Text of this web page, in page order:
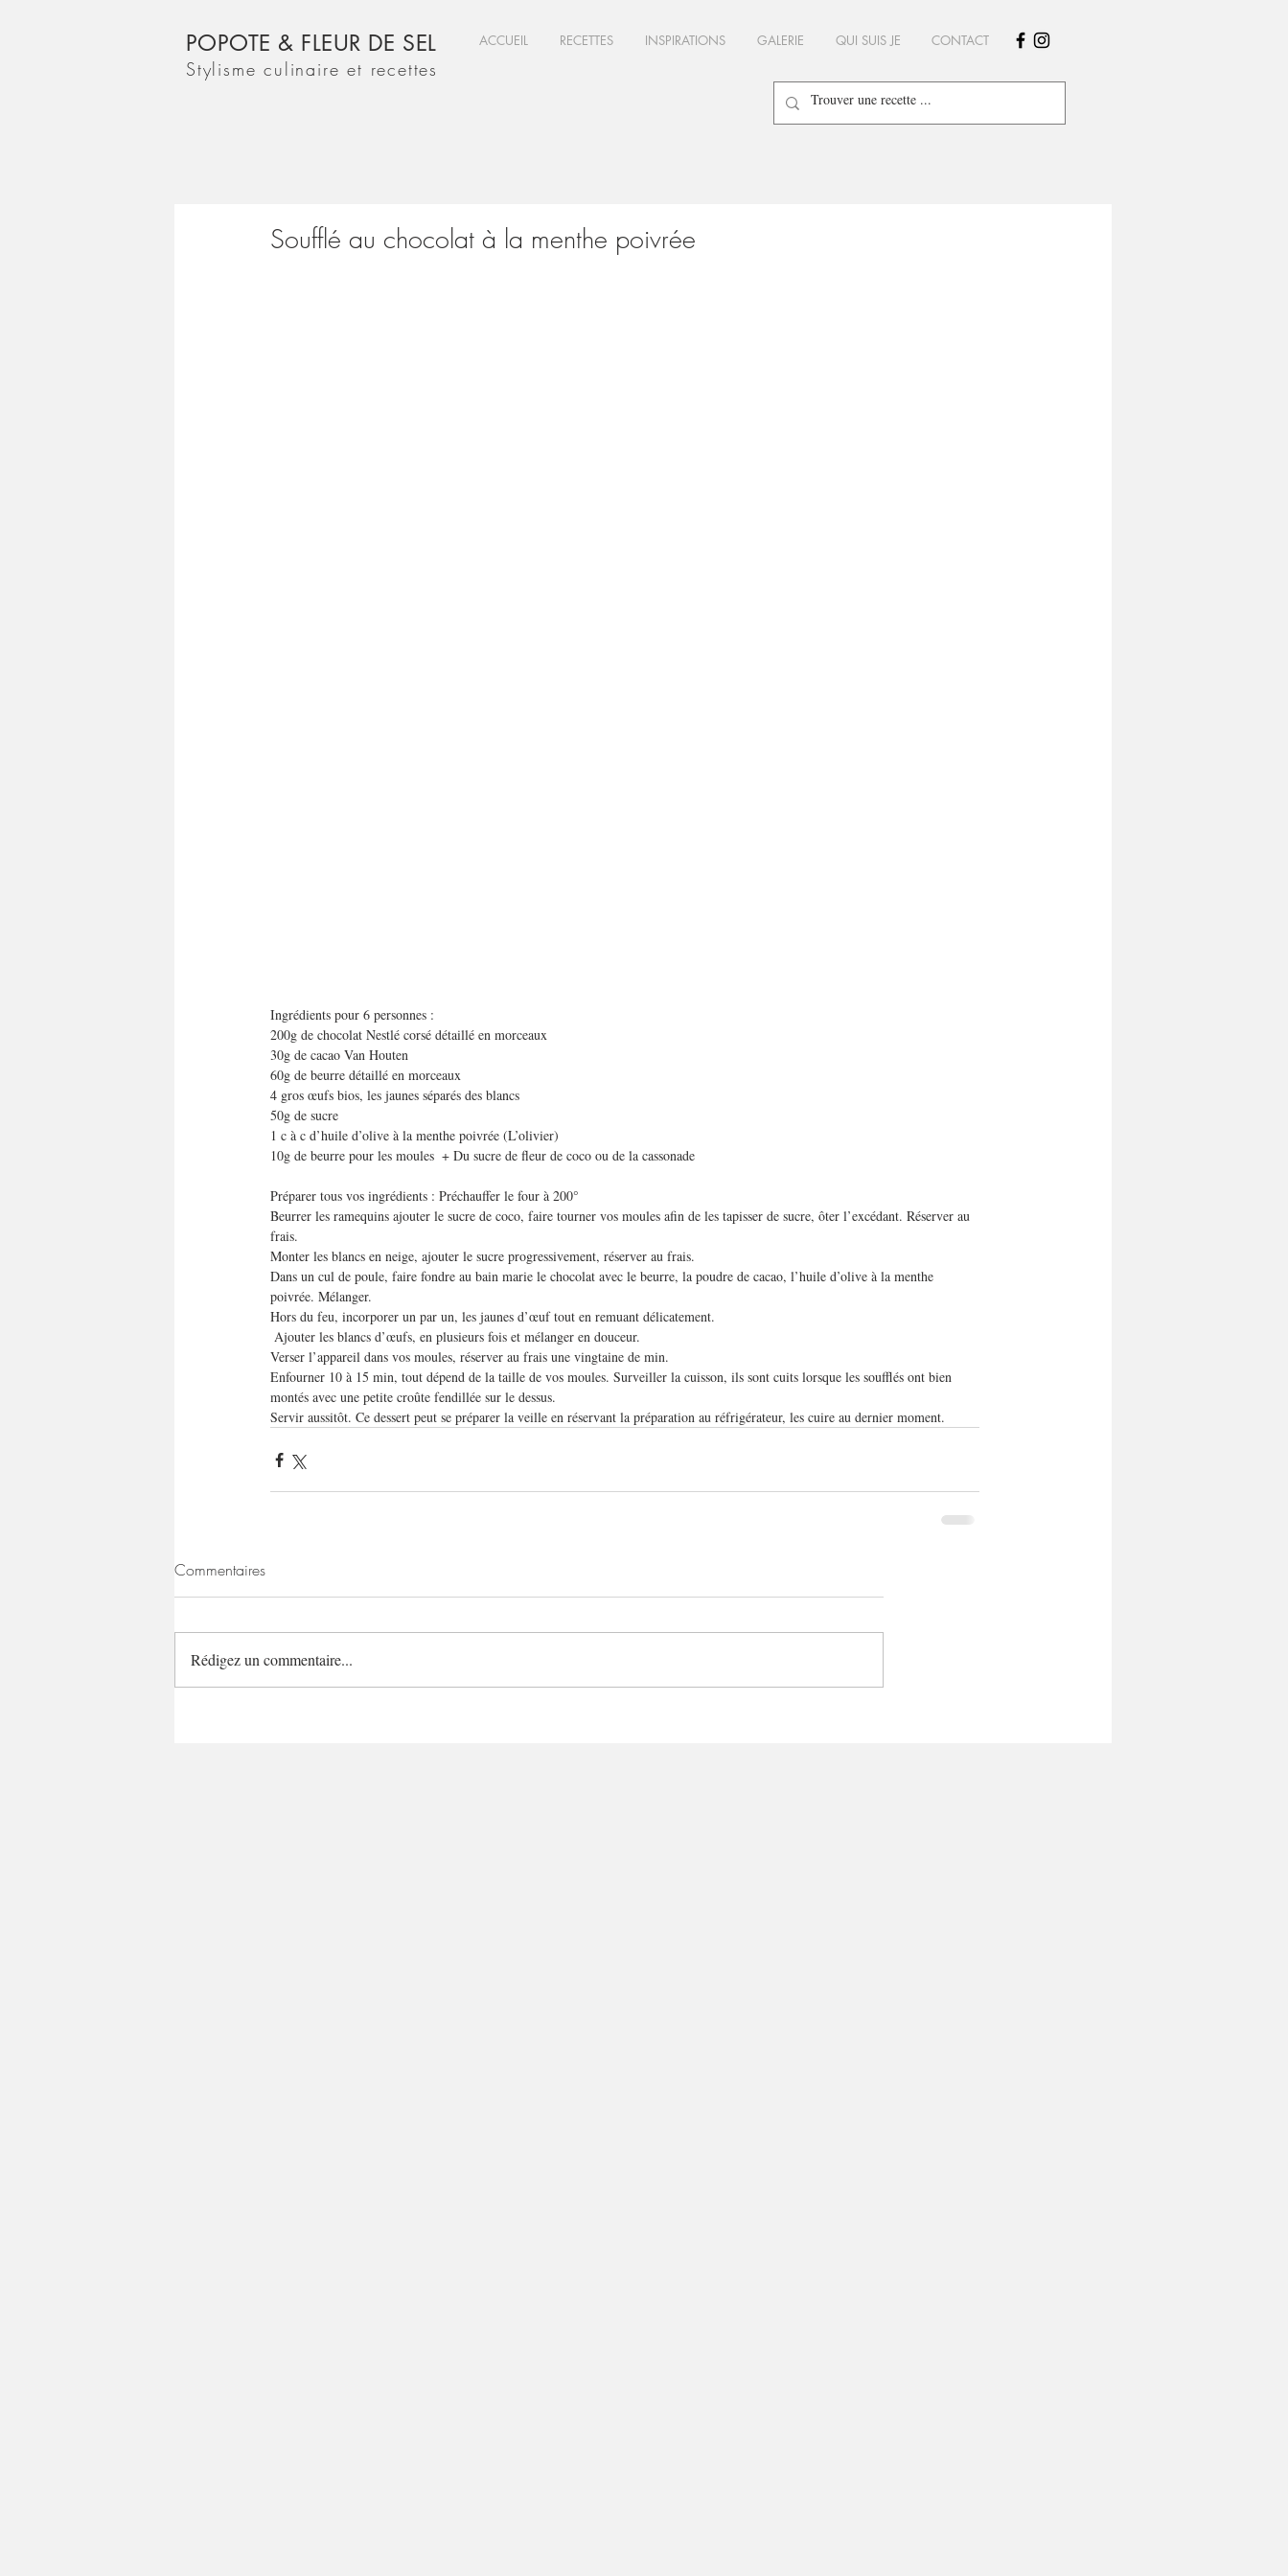
POPOTE & FLEUR DE SEL
Stylisme culinaire et recettes
ACCUEIL RECETTES INSPIRATIONS GALERIE QUI SUIS JE CONTACT
Soufflé au chocolat à la menthe poivrée
Ingrédients pour 6 personnes :
200g de chocolat Nestlé corsé détaillé en morceaux
30g de cacao Van Houten
60g de beurre détaillé en morceaux
4 gros œufs bios, les jaunes séparés des blancs
50g de sucre
1 c à c d’huile d’olive à la menthe poivrée (L’olivier)
10g de beurre pour les moules  + Du sucre de fleur de coco ou de la cassonade
Préparer tous vos ingrédients : Préchauffer le four à 200°
Beurrer les ramequins ajouter le sucre de coco, faire tourner vos moules afin de les tapisser de sucre, ôter l’excédant. Réserver au
frais.
Monter les blancs en neige, ajouter le sucre progressivement, réserver au frais.
Dans un cul de poule, faire fondre au bain marie le chocolat avec le beurre, la poudre de cacao, l’huile d’olive à la menthe
poivrée. Mélanger.
Hors du feu, incorporer un par un, les jaunes d’œuf tout en remuant délicatement.
Ajouter les blancs d’œufs, en plusieurs fois et mélanger en douceur.
Verser l’appareil dans vos moules, réserver au frais une vingtaine de min.
Enfourner 10 à 15 min, tout dépend de la taille de vos moules. Surveiller la cuisson, ils sont cuits lorsque les soufflés ont bien
montés avec une petite croûte fendillée sur le dessus.
Servir aussitôt. Ce dessert peut se préparer la veille en réservant la préparation au réfrigérateur, les cuire au dernier moment.
Commentaires
Rédigez un commentaire...